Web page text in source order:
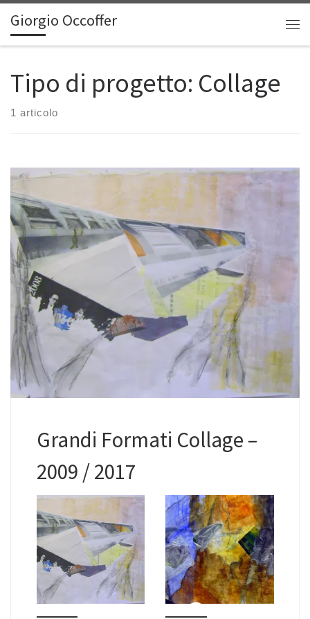
Passa al contenuto
Giorgio Occoffer
Tipo di progetto: Collage
1 articolo
Grandi Formati Collage –
2009 / 2017